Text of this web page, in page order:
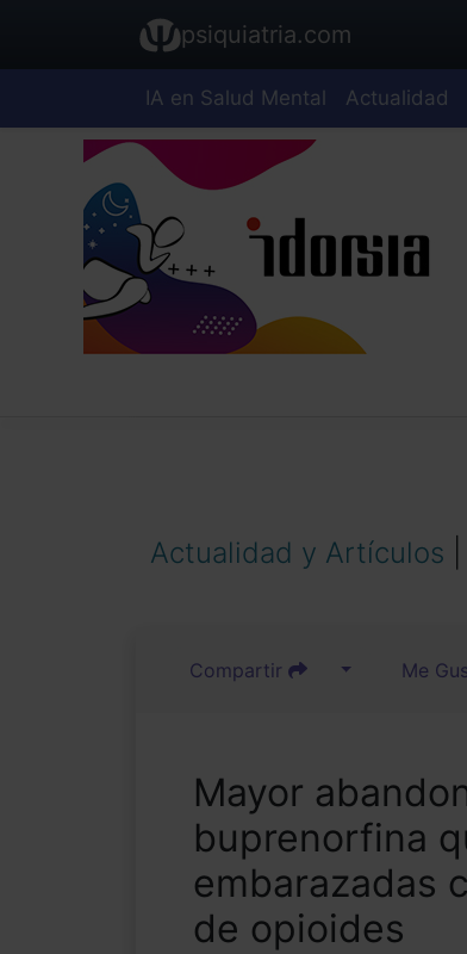
psiquiatria.com
IA en Salud Mental Actualidad
Actualidad y Artículos
Compartir Me
Mayor
buprenorfina
embarazadas
de opioides